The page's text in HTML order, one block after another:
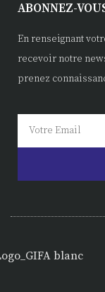
ABONNEZ-
En renseignant
recevoir notre
prenez